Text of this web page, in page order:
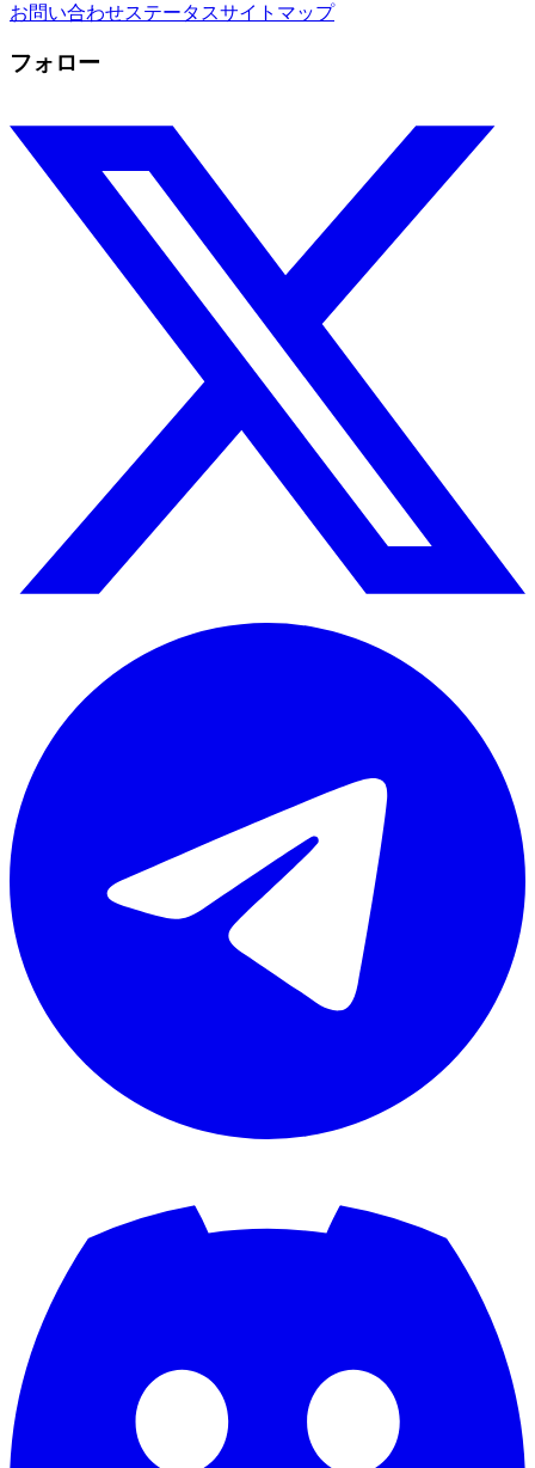
お問い合わせステータスサイトマップ
フォロー